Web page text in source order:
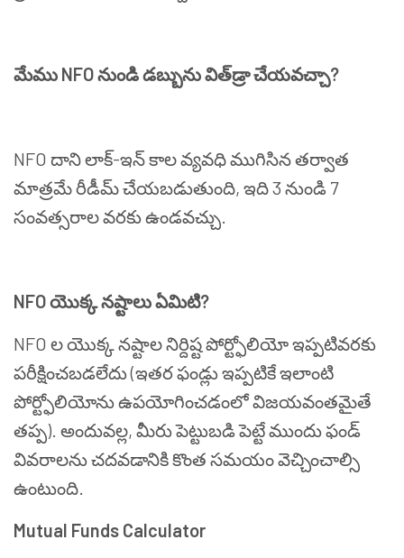
మేము NFOనుండిడబ్బునువిత్డ్రాచేయవచ్చా?
NFO దానిలాక్-ఇన్కాలవ్యవధిముగిసినతర్వాత
మాత్రమేరీడీమ్చేయబడుతుంది, ఇది3 నుండి 7
సంవత్సరాలవరకుఉండవచ్చు.
NFOయొక్కనష్టాలుఏమిటి?
NFO లయొక్కనష్టాలనిర్దిష్టపోర్ట్ఫోలియోఇప్పటివరకు
పరీక్షించబడలేదు(ఇతరఫండ్లుఇప్పటికేఇలాంటి
పోర్ట్ఫోలియోనుఉపయోగించడంలోవిజయవంతమైతే
తప్ప). అందువల్ల, మీరుపెట్టుబడి పెట్టేముందుఫండ్
వివరాలనుచదవడానికికొంత సమయంవెచ్చించాల్సి
ఉంటుంది.
Mutual Funds Calculator